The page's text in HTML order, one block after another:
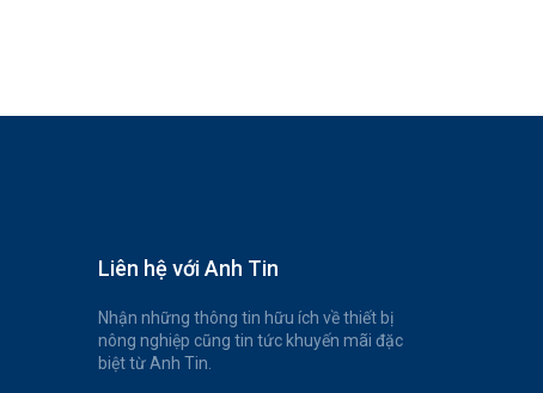
Liên hệ với Anh Tin
Nhận những thông tin hữu ích về thiết bị
nông nghiệp cũng tin tức khuyến mãi đặc
biệt từ Anh Tin.